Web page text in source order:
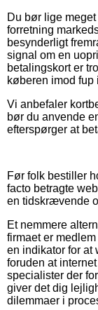
Du bør lige
forretning
besynderligt
signal om en
betalingskort er
køberen imod fup
Vi anbefaler
bør du anvende
efterspørger at
Før folk bestiller
facto betragte
en tidskrævende
Et nemmere
firmaet er
en indikator for at
foruden at
specialister der
giver det dig
dilemmaer i